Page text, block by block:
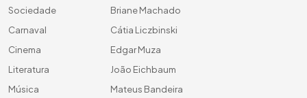
Sociedade
Carnaval
Cinema
Literatura
Música
Briane Machado
Cátia Liczbinski
Edgar Muza
João Eichbaum
Mateus Bandeira